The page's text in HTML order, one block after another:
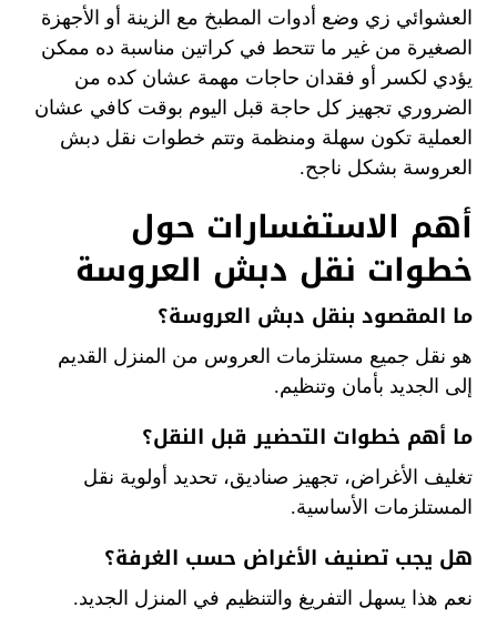
العشوائي زي وضع أدوات المطبخ مع الزينة أو الأجهزة
الصغيرة من غير ما تتحط في كراتين مناسبة ده ممكن
يؤدي لكسر أو فقدان حاجات مهمة عشان كده من
الضروري تجهيز كل حاجة قبل اليوم بوقت كافي عشان
العملية تكون سهلة ومنظمة وتتم خطوات نقل دبش
العروسة بشكل ناجح.
أهم الاستفسارات حول
خطوات نقل دبش العروسة
ما المقصود بنقل دبش العروسة؟
هو نقل جميع مستلزمات العروس من المنزل القديم
إلى الجديد بأمان وتنظيم.
ما أهم خطوات التحضير قبل النقل؟
تغليف الأغراض، تجهيز صناديق، تحديد أولوية نقل
المستلزمات الأساسية.
هل يجب تصنيف الأغراض حسب الغرفة؟
نعم هذا يسهل التفريغ والتنظيم في المنزل الجديد.